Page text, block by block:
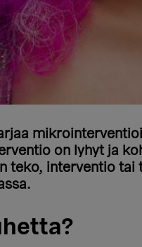
on lyhyt ja
teko, interventio